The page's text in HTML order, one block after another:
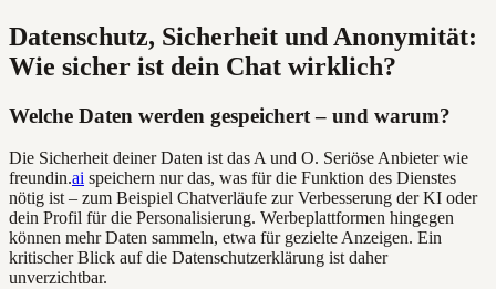
Datenschutz, Sicherheit und Anonymität:
Wie sicher ist dein Chat wirklich?
Welche Daten werden gespeichert – und warum?
Die Sicherheit deiner Daten ist das A und O. Seriöse Anbieter wie
freundin.ai speichern nur das, was für die Funktion des Dienstes
nötig ist – zum Beispiel Chatverläufe zur Verbesserung der KI oder
dein Profil für die Personalisierung. Werbeplattformen hingegen
können mehr Daten sammeln, etwa für gezielte Anzeigen. Ein
kritischer Blick auf die Datenschutzerklärung ist daher
unverzichtbar.